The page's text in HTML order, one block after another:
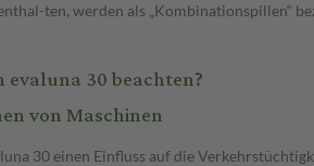
ten, werden als „Kombinationspillen“
30 beachten?
von Maschinen
30 einen Einfluss auf die